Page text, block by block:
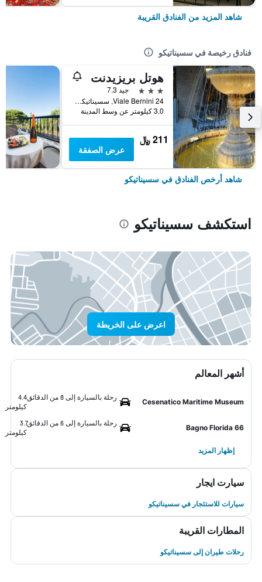
شاهد المزيد من الفنادق القريبة
فنادق رخيصة في سسيناتيكو
هوتل بريزيدنت
3 نجوم
جيد 7.3
Viale Bernini 24, سسيناتيكو, مقاطعة فورلي تشيزينا, إيطاليا
3.0 كيلومتر عن وسط المدينة
211 ﷼
عرض الصفقة
شاهد أرخص الفنادق في سسيناتيكو
استكشف سسيناتيكو
اعرض على الخريطة
أشهر المعالم
Cesenatico Maritime Museum
رحلة بالسيارة إلى 8 من الدقائق
4.4
كيلومتر
Bagno Florida 66
رحلة بالسيارة إلى 6 من الدقائق
3.7
كيلومتر
إظهار المزيد
سيارت ايجار
سيارات للاستئجار في سسيناتيكو
المطارات القريبة
رحلات طيران إلى سسيناتيكو